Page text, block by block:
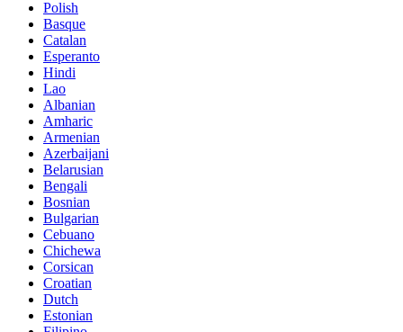
Polish
Basque
Catalan
Esperanto
Hindi
Lao
Albanian
Amharic
Armenian
Azerbaijani
Belarusian
Bengali
Bosnian
Bulgarian
Cebuano
Chichewa
Corsican
Croatian
Dutch
Estonian